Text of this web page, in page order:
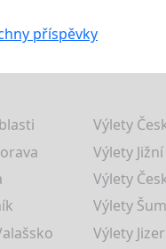
příspěvky
Výlety
Výlety
Výlety
Výlety
Výlety